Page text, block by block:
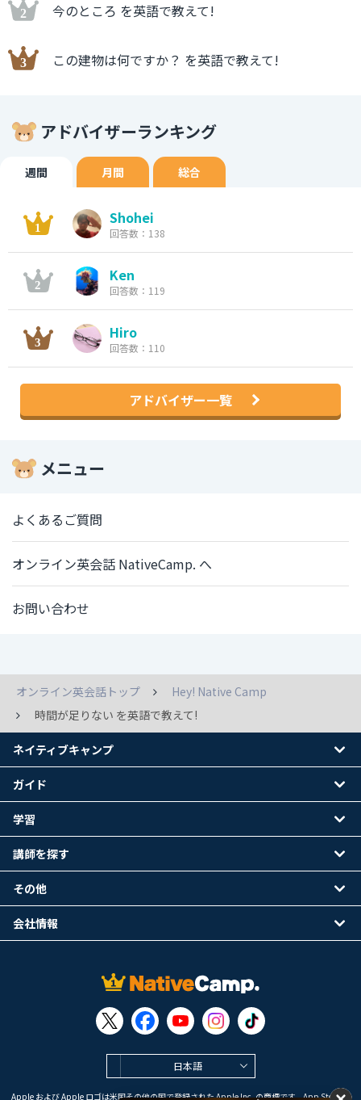
今のところ を英語で教えて!
この建物は何ですか？ を英語で教えて!
アドバイザーランキング
週間 月間 総合
Shohei
回答数：138
Ken
回答数：119
Hiro
回答数：110
アドバイザー一覧
メニュー
よくあるご質問
オンライン英会話 NativeCamp. へ
お問い合わせ
オンライン英会話トップ
Hey! Native Camp
時間が足りない を英語で教えて!
日本語
Apple および Apple ロゴは米国その他の国で登録された Apple Inc. の商標です。App Store は
ネイティブキャンプ
ガイド
学習
講師を探す
その他
会社情報